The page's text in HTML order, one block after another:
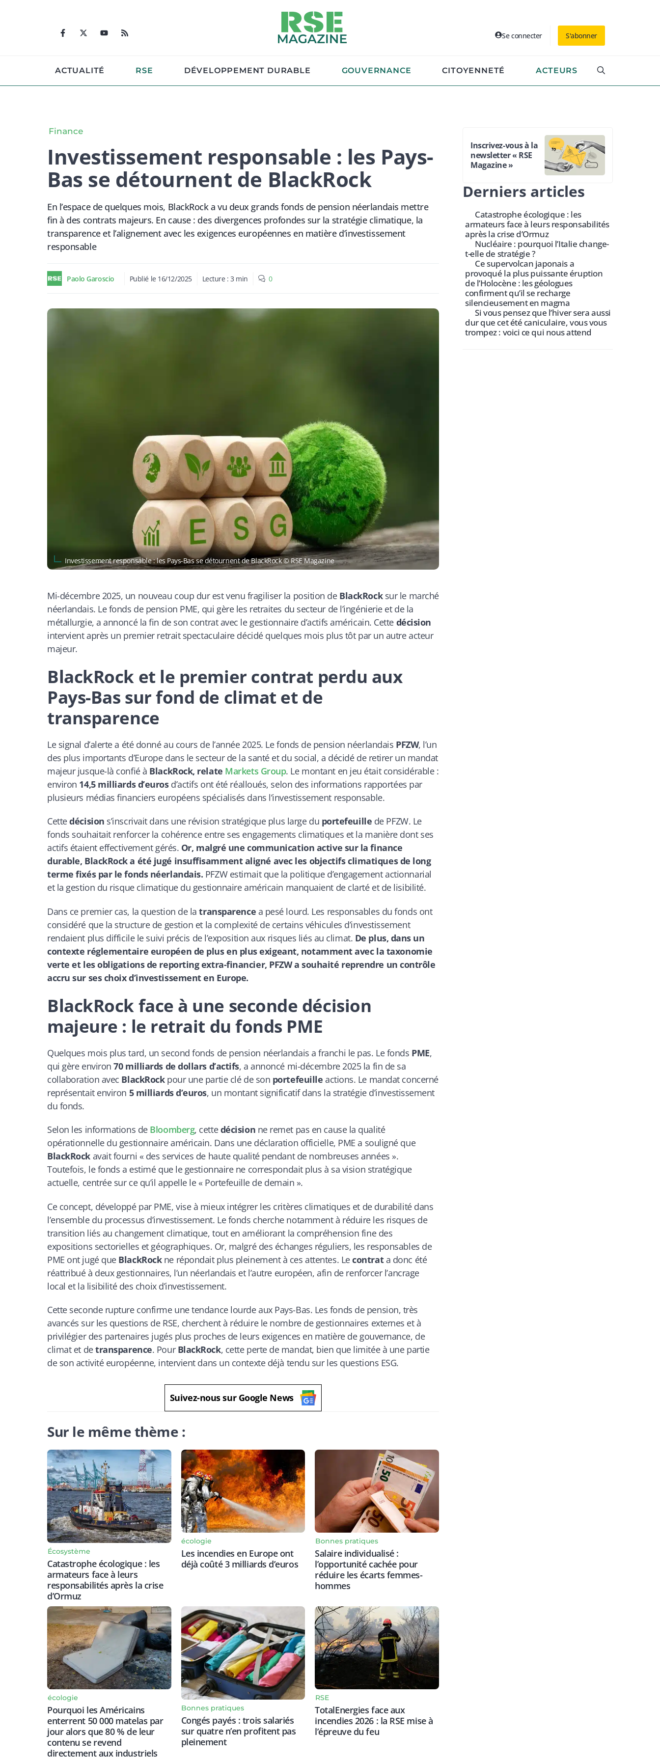
Se connecter S'abonner
ACTUALITÉ RSE DÉVELOPPEMENT DURABLE GOUVERNANCE CITOYENNETÉ ACTEURS
Finance
Investissement responsable : les Pays-
Bas se détournent de BlackRock
En l’espace de quelques mois, BlackRock a vu deux grands fonds de pension néerlandais mettre
fin à des contrats majeurs. En cause : des divergences profondes sur la stratégie climatique, la
transparence et l’alignement avec les exigences européennes en matière d’investissement
responsable
Paolo Garoscio Publié le 16/12/2025 Lecture :3 min 0
Investissement responsable : les Pays-Bas se détournent de BlackRock © RSE Magazine
Mi-décembre 2025, un nouveau coup dur est venu fragiliser la position de BlackRocksur le marché
néerlandais. Le fonds de pension PME, qui gère les retraites du secteur de l’ingénierie et de la
métallurgie, a annoncé la fin de son contrat avec le gestionnaire d’actifs américain. Cette décision
intervient après un premier retrait spectaculaire décidé quelques mois plus tôt par un autre acteur
majeur.
BlackRock et le premier contrat perdu aux
Pays-Bas sur fond de climat et de
transparence
Le signal d’alerte a été donné au cours de l’année 2025. Le fonds de pension néerlandais PFZW, l’un
des plus importants d’Europe dans le secteur de la santé et du social, a décidé de retirer un mandat
majeur jusque-là confié à BlackRock, relate Markets Group. Le montant en jeu était considérable :
environ 14,5 milliards d’eurosd’actifs ont été réalloués, selon des informations rapportées par
plusieurs médias financiers européens spécialisés dans l’investissement responsable.
Cettedécision s’inscrivait dans une révision stratégique plus large du portefeuille de PFZW. Le
fonds souhaitait renforcer la cohérence entre ses engagements climatiques et la manière dont ses
actifs étaient effectivement gérés. Or, malgré une communication active sur la finance
durable, BlackRock a été jugé insuffisamment aligné avec les objectifs climatiques de long
terme fixés par le fonds néerlandais. PFZW estimait que la politique d’engagement actionnarial
et la gestion du risque climatique du gestionnaire américain manquaient de clarté et de lisibilité.
Dans ce premier cas, la question de latransparence a pesé lourd. Les responsables du fonds ont
considéré que la structure de gestion et la complexité de certains véhicules d’investissement
rendaient plus difficile le suivi précis de l’exposition aux risques liés au climat. De plus, dans un
contexte réglementaire européen de plus en plus exigeant, notamment avec la taxonomie
verte et les obligations de reporting extra-financier, PFZW a souhaité reprendre un contrôle
accru sur ses choix d’investissement en Europe.
BlackRock face à une seconde décision
majeure : le retrait du fonds PME
Quelques mois plus tard, un second fonds de pension néerlandais a franchi le pas. Le fonds PME,
qui gère environ70 milliards de dollars d’actifs, a annoncé mi-décembre 2025 la fin de sa
collaboration avec BlackRockpour une partie clé de son portefeuille actions. Le mandat concerné
représentait environ 5 milliards d’euros, un montant significatif dans la stratégie d’investissement
du fonds.
Selon les informations de Bloomberg, cettedécision ne remet pas en cause la qualité
opérationnelle du gestionnaire américain. Dans une déclaration officielle, PME a souligné que
BlackRockavait fourni « des services de haute qualité pendant de nombreuses années ».
Toutefois, le fonds a estimé que le gestionnaire ne correspondait plus à sa vision stratégique
actuelle, centrée sur ce qu’il appelle le « Portefeuille de demain ».
Ce concept, développé par PME, vise à mieux intégrer les critères climatiques et de durabilité dans
l’ensemble du processus d’investissement. Le fonds cherche notamment à réduire les risques de
transition liés au changement climatique, tout en améliorant la compréhension fine des
expositions sectorielles et géographiques. Or, malgré des échanges réguliers, les responsables de
PME ont jugé que BlackRockne répondait plus pleinement à ces attentes. Lecontrata donc été
réattribué à deux gestionnaires, l’un néerlandais et l’autre européen, afin de renforcer l’ancrage
local et la lisibilité des choix d’investissement.
Cette seconde rupture confirme une tendance lourde aux Pays-Bas. Les fonds de pension, très
avancés sur les questions de RSE, cherchent à réduire le nombre de gestionnaires externes et à
privilégier des partenaires jugés plus proches de leurs exigences en matière de gouvernance, de
climat et detransparence. Pour BlackRock, cette perte de mandat, bien que limitée à une partie
de son activité européenne, intervient dans un contexte déjà tendu sur les questions ESG.
Suivez-nous sur Google News
Sur le même thème :
Écosystème
Catastrophe écologique : les
armateurs face à leurs
responsabilités après la crise
d’Ormuz
écologie
Les incendies en Europe ont
déjà coûté 3 milliards d’euros
Bonnes pratiques
Salaire individualisé :
l’opportunité cachée pour
réduire les écarts femmes-
hommes
écologie
Pourquoi les Américains
enterrent 50 000 matelas par
jour alors que 80 % de leur
contenu se revend
directement aux industriels
Bonnes pratiques
Congés payés : trois salariés
sur quatre n’en profitent pas
pleinement
RSE
TotalEnergies face aux
incendies 2026 : la RSE mise à
l’épreuve du feu
Inscrivez-vous à la
newsletter « RSE
Magazine »
Derniers articles
Catastrophe écologique : les
armateurs face à leurs responsabilités
après la crise d’Ormuz
Nucléaire : pourquoi l’Italie change-
t-elle de stratégie ?
Ce supervolcan japonais a
provoqué la plus puissante éruption
de l’Holocène : les géologues
confirment qu’il se recharge
silencieusement en magma
Si vous pensez que l’hiver sera aussi
dur que cet été caniculaire, vous vous
trompez : voici ce qui nous attend